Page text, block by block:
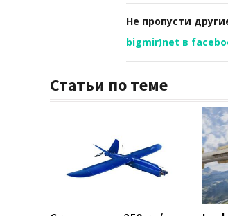
Не пропусти
bigmir)net в
Статьи по теме